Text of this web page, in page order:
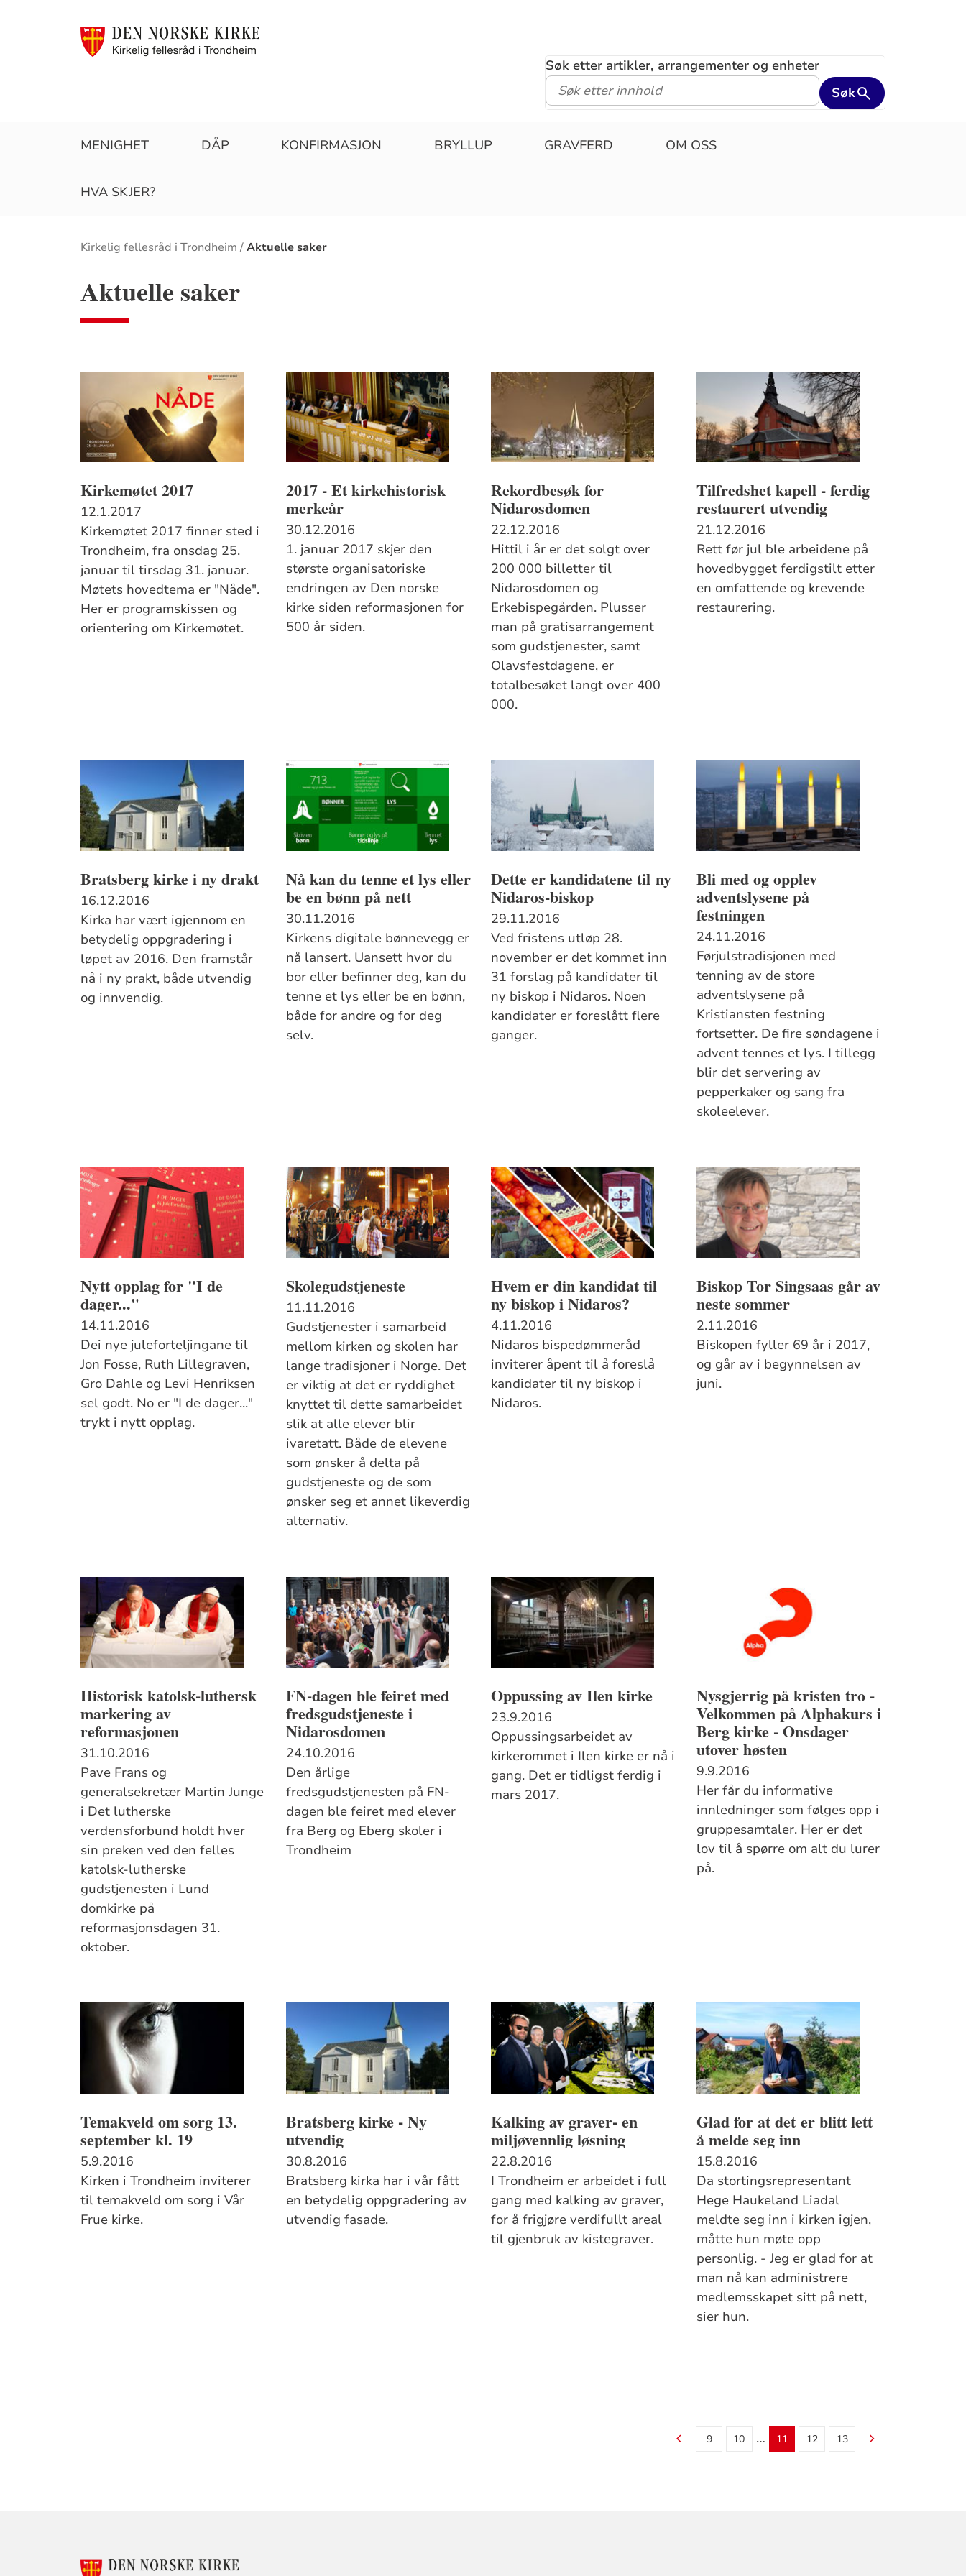
Søk etter artikler, arrangementer og enheter
Søk
MENIGHET DÅP KONFIRMASJON BRYLLUP GRAVFERD OM OSS
HVA SKJER?
Brødsmulesti
Kirkelig fellesråd i Trondheim Aktuelle saker
Aktuelle saker
Kirkemøtet 2017
12.1.2017
Kirkemøtet 2017 finner sted i
Trondheim, fra onsdag 25.
januar til tirsdag 31. januar.
Møtets hovedtema er "Nåde".
Her er programskissen og
orientering om Kirkemøtet.
2017 - Et kirkehistorisk
merkeår
30.12.2016
1. januar 2017 skjer den
største organisatoriske
endringen av Den norske
kirke siden reformasjonen for
500 år siden.
Rekordbesøk for
Nidarosdomen
22.12.2016
Hittil i år er det solgt over
200 000 billetter til
Nidarosdomen og
Erkebispegården. Plusser
man på gratisarrangement
som gudstjenester, samt
Olavsfestdagene, er
totalbesøket langt over 400
000.
Tilfredshet kapell - ferdig
restaurert utvendig
21.12.2016
Rett før jul ble arbeidene på
hovedbygget ferdigstilt etter
en omfattende og krevende
restaurering.
Bratsberg kirke i ny drakt
16.12.2016
Kirka har vært igjennom en
betydelig oppgradering i
løpet av 2016. Den framstår
nå i ny prakt, både utvendig
og innvendig.
Nå kan du tenne et lys eller
be en bønn på nett
30.11.2016
Kirkens digitale bønnevegg er
nå lansert. Uansett hvor du
bor eller befinner deg, kan du
tenne et lys eller be en bønn,
både for andre og for deg
selv.
Dette er kandidatene til ny
Nidaros-biskop
29.11.2016
Ved fristens utløp 28.
november er det kommet inn
31 forslag på kandidater til
ny biskop i Nidaros. Noen
kandidater er foreslått flere
ganger.
Bli med og opplev
adventslysene på
festningen
24.11.2016
Førjulstradisjonen med
tenning av de store
adventslysene på
Kristiansten festning
fortsetter. De fire søndagene i
advent tennes et lys. I tillegg
blir det servering av
pepperkaker og sang fra
skoleelever.
Nytt opplag for "I de
dager..."
14.11.2016
Dei nye juleforteljingane til
Jon Fosse, Ruth Lillegraven,
Gro Dahle og Levi Henriksen
sel godt. No er "I de dager..."
trykt i nytt opplag.
Skolegudstjeneste
11.11.2016
Gudstjenester i samarbeid
mellom kirken og skolen har
lange tradisjoner i Norge. Det
er viktig at det er ryddighet
knyttet til dette samarbeidet
slik at alle elever blir
ivaretatt. Både de elevene
som ønsker å delta på
gudstjeneste og de som
ønsker seg et annet likeverdig
alternativ.
Hvem er din kandidat til
ny biskop i Nidaros?
4.11.2016
Nidaros bispedømmeråd
inviterer åpent til å foreslå
kandidater til ny biskop i
Nidaros.
Biskop Tor Singsaas går av
neste sommer
2.11.2016
Biskopen fyller 69 år i 2017,
og går av i begynnelsen av
juni.
Historisk katolsk-luthersk
markering av
reformasjonen
31.10.2016
Pave Frans og
generalsekretær Martin Junge
i Det lutherske
verdensforbund holdt hver
sin preken ved den felles
katolsk-lutherske
gudstjenesten i Lund
domkirke på
reformasjonsdagen 31.
oktober.
FN-dagen ble feiret med
fredsgudstjeneste i
Nidarosdomen
24.10.2016
Den årlige
fredsgudstjenesten på FN-
dagen ble feiret med elever
fra Berg og Eberg skoler i
Trondheim
Oppussing av Ilen kirke
23.9.2016
Oppussingsarbeidet av
kirkerommet i Ilen kirke er nå i
gang. Det er tidligst ferdig i
mars 2017.
Nysgjerrig på kristen tro -
Velkommen på Alphakurs i
Berg kirke - Onsdager
utover høsten
9.9.2016
Her får du informative
innledninger som følges opp i
gruppesamtaler. Her er det
lov til å spørre om alt du lurer
på.
Temakveld om sorg 13.
september kl. 19
5.9.2016
Kirken i Trondheim inviterer
til temakveld om sorg i Vår
Frue kirke.
Bratsberg kirke - Ny
utvendig
30.8.2016
Bratsberg kirka har i vår fått
en betydelig oppgradering av
utvendig fasade.
Kalking av graver- en
miljøvennlig løsning
22.8.2016
I Trondheim er arbeidet i full
gang med kalking av graver,
for å frigjøre verdifullt areal
til gjenbruk av kistegraver.
Glad for at det er blitt lett
å melde seg inn
15.8.2016
Da stortingsrepresentant
Hege Haukeland Liadal
meldte seg inn i kirken igjen,
måtte hun møte opp
personlig. - Jeg er glad for at
man nå kan administrere
medlemsskapet sitt på nett,
sier hun.
9 10 … 11 12 13
KONTAKTINFORMASJON